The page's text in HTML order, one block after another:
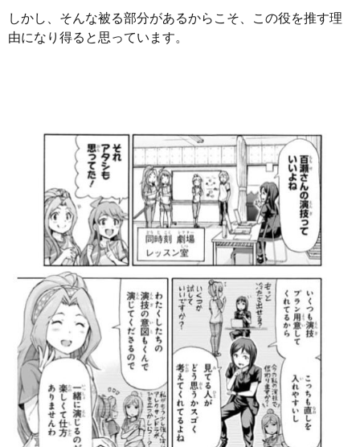
しかし、そんな被る部分があるからこそ、この役を推す理
由になり得ると思っています。